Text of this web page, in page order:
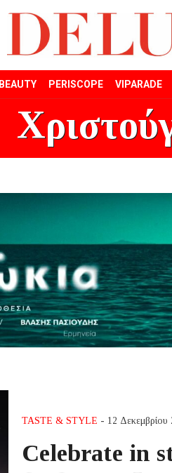
BEAUTY PERISCOPE VIPARADE
TASTE & STYLE - 12 Δεκεμβρίου
Celebrate in